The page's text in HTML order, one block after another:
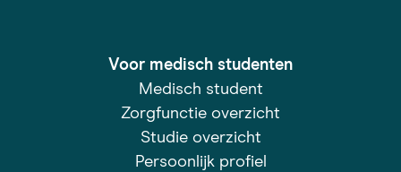
Voor medisch studenten
Medisch student
Zorgfunctie overzicht
Studie overzicht
Persoonlijk profiel